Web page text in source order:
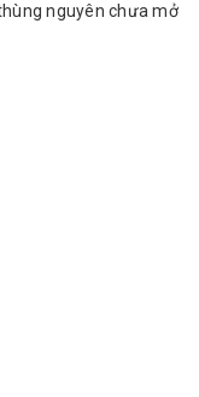
nguyên chưa mở